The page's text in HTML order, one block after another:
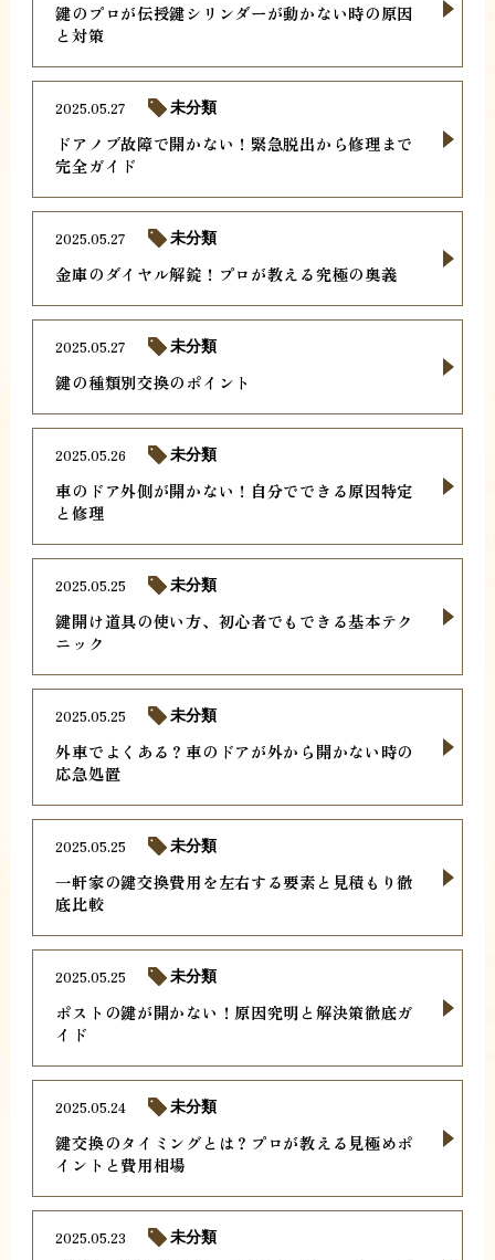
鍵のプロが伝授鍵シリンダーが動かない時の原因
と対策
ドアノブ故障で開かない！緊急脱出から修理まで
完全ガイド
2025.05.27 未分類
金庫のダイヤル解錠！プロが教える究極の奥義
2025.05.27 未分類
鍵の種類別交換のポイント
2025.05.27 未分類
車のドア外側が開かない！自分でできる原因特定
と修理
2025.05.26 未分類
鍵開け道具の使い方、初心者でもできる基本テク
ニック
2025.05.25 未分類
外車でよくある？車のドアが外から開かない時の
応急処置
2025.05.25 未分類
一軒家の鍵交換費用を左右する要素と見積もり徹
底比較
2025.05.25 未分類
ポストの鍵が開かない！原因究明と解決策徹底ガ
イド
2025.05.25 未分類
鍵交換のタイミングとは？プロが教える見極めポ
イントと費用相場
2025.05.24 未分類
2025.05.23 未分類